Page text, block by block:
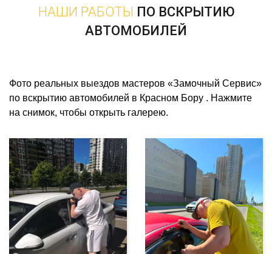
НАШИ РАБОТЫ ПО ВСКРЫТИЮ
АВТОМОБИЛЕЙ
Фото реальных выездов мастеров «Замочный Сервис»
по вскрытию автомобилей в Красном Бору . Нажмите
на снимок, чтобы открыть галерею.